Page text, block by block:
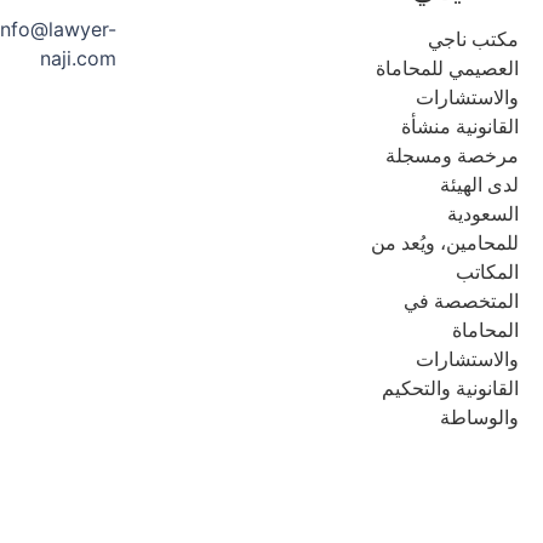
ناجي
للمحاماة
منشأة
ومسجلة
الهيئة
ويُعد من
في
والتحكيم
info@lawyer-
naji.com